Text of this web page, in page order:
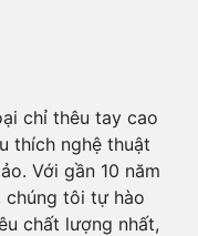
chỉ thêu tay cao
thích nghệ thuật
Với gần 10 năm
chúng tôi tự hào
chất lượng nhất,